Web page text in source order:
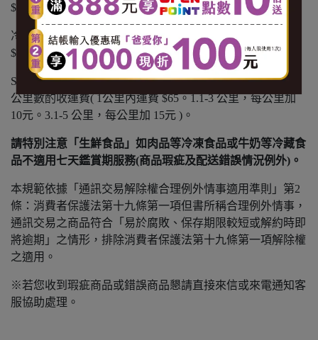
$150 運費。
冷藏商品：黑貓冷藏宅配 $1500 免運，未滿 $1500 酌收
$150 運費。
SANTA GO 外送：不分溫層 $799 免運，未滿 $799 以實際
公里數酌收運費( 1公里內運費 $65。1.1-3 公里，每公里加
10元。3.1-5 公里，每公里加 15元 )。
請特別注意「生鮮食品」如肉品等冷凍食品或牛奶等冷藏食
品不適用七天鑑賞期服務(商品瑕疵及配送錯誤情況例外)。
本規範依據「通訊交易解除權合理例外情事適用準則」第2
條：消費者保護法第十九條第一項但書所稱合理例外情事，
通訊交易之商品符合「易於腐敗、保存期限較短或解約時即
將逾期」之情形，排除消費者保護法第十九條第一項解除權
之適用。
※若您收到瑕疵商品或錯誤商品懇請直接來信或來電通知客
服協助處理。